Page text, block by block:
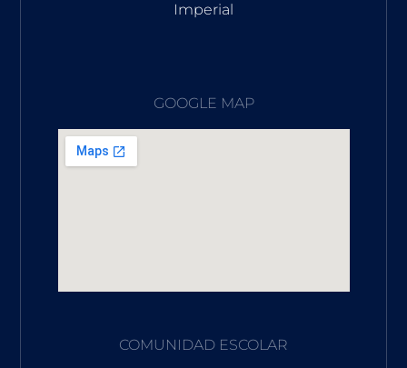
Imperial
GOOGLE MAP
COMUNIDAD ESCOLAR